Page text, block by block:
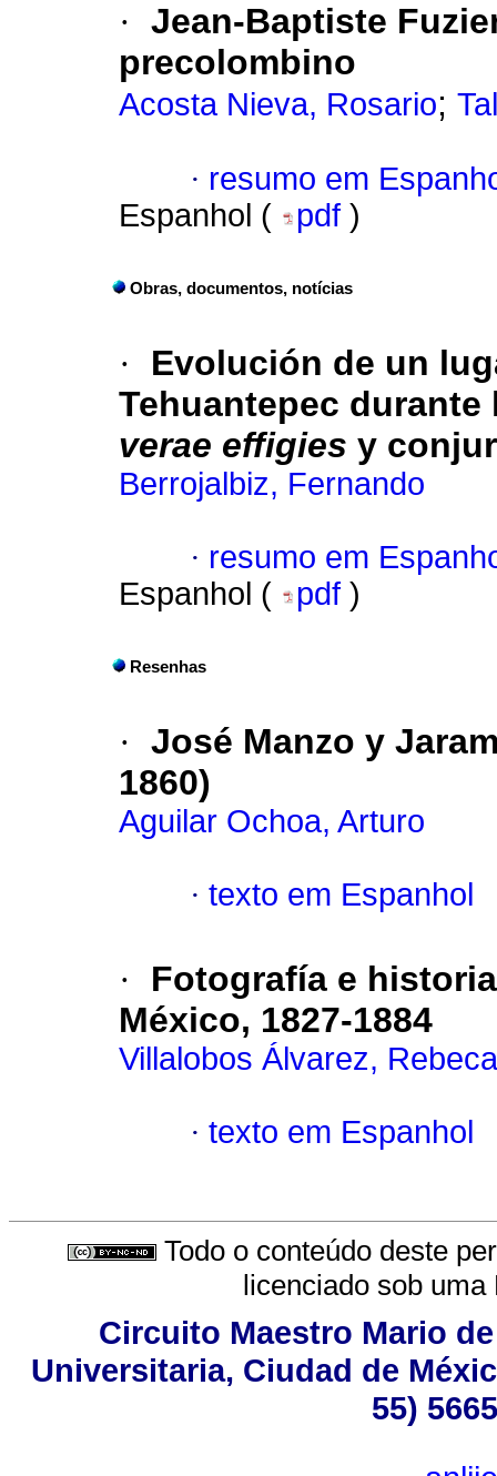
· Jean-Baptiste
precolombino
Acosta Nieva, Rosario;
· resumo em
Espanhol (
pdf )
Obras, documentos, notícias
·
Evolución de un
Tehuantepec
verae effigies y
Berrojalbiz, Fernando
· resumo em
Espanhol (
pdf )
Resenhas
· José Manzo y
1860)
Aguilar Ochoa, Arturo
· texto em Espanhol
·
Fotografía e
México, 1827-1884
Villalobos Álvarez, Rebeca
· texto em Espanhol
Todo o conteúdo deste
licenciado sob uma
Circuito Maestro Mario
Universitaria, Ciudad de
55)